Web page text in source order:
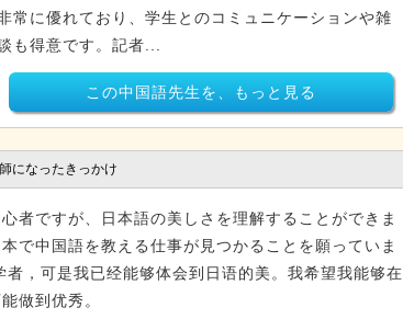
常に優れており、学生とのコミュニケーションや雑
も得意です。記者...
この中国語先生を、もっと見る
になったきっかけ
者ですが、日本語の美しさを理解することができま
で中国語を教える仕事が見つかることを願っていま
，可是我已经能够体会到日语的美。我希望我能够在
做到优秀。